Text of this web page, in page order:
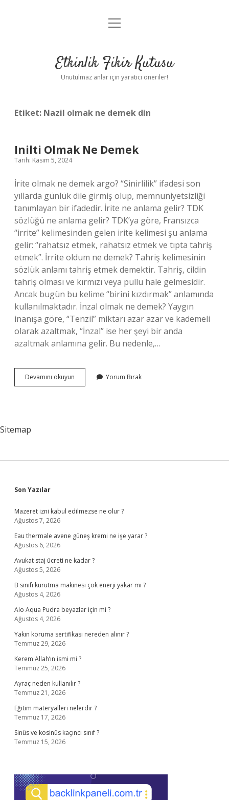
Anasayfa
Yasal Uyarı
menüyü
Etkinlik Fikir Kutusu
Unutulmaz anlar için yaratıcı öneriler!
Etiket: Nazil olmak ne demek din
Inilti Olmak Ne Demek
Tarih: Kasım 5, 2024
İrite olmak ne demek argo? “Sinirlilik” ifadesi son
yıllarda günlük dile girmiş olup, memnuniyetsizliği
tanımlayan bir ifadedir. İrite ne anlama gelir? TDK
sözlüğü ne anlama gelir? TDK’ya göre, Fransızca
“irrite” kelimesinden gelen irite kelimesi şu anlama
gelir: “rahatsız etmek, rahatsız etmek ve tıpta tahriş
etmek”. İrrite oldum ne demek? Tahriş kelimesinin
sözlük anlamı tahriş etmek demektir. Tahriş, cildin
tahriş olması ve kırmızı veya pullu hale gelmesidir.
Ancak bugün bu kelime “birini kızdırmak” anlamında
kullanılmaktadır. İnzal olmak ne demek? Yaygın
inanışa göre, “Tenzil” miktarı azar azar ve kademeli
olarak azaltmak, “İnzal” ise her şeyi bir anda
azaltmak anlamına gelir. Bu nedenle,…
Devamını okuyun
Olmak
Yorum Bırak
Sitemap
Sidebar
Son Yazılar
Mazeret izni kabul edilmezse ne olur ?
Ağustos 7, 2026
Eau thermale avene güneş kremi ne işe yarar ?
Ağustos 6, 2026
Avukat staj ücreti ne kadar ?
Ağustos 5, 2026
B sınıfı kurutma makinesi çok enerji yakar mı ?
Ağustos 4, 2026
Alo Aqua Pudra beyazlar için mi ?
Ağustos 4, 2026
Yakın koruma sertifikası nereden alınır ?
Temmuz 29, 2026
Kerem Allah’ın ismi mi ?
Temmuz 25, 2026
Ayraç neden kullanılır ?
Temmuz 21, 2026
Eğitim materyalleri nelerdir ?
Temmuz 17, 2026
Sinüs ve kosinüs kaçıncı sınıf ?
Temmuz 15, 2026